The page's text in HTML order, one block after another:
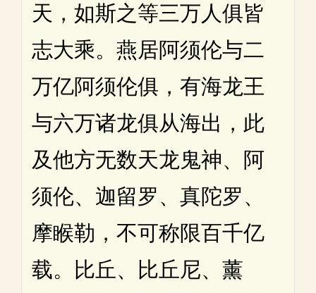
天，如斯之等三万人俱皆
志大乘。燕居阿须伦与二
万亿阿须伦俱，有海龙王
与六万诸龙俱从海出，此
及他方无数天龙鬼神、阿
须伦、迦留罗、真陀罗、
摩睺勒，不可称限百千亿
载。比丘、比丘尼、薰